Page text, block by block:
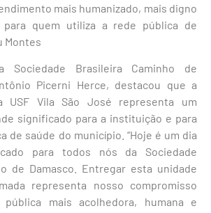
mais humanizado, mais digno
quem utiliza a rede pública de
Montes
Sociedade Brasileira Caminho de
Picerni Herce, destacou que a
USF Vila São José representa um
significado para a instituição e para
de saúde do município. “Hoje é um dia
para todos nós da Sociedade
de Damasco. Entregar esta unidade
representa nosso compromisso
mais acolhedora, humana e